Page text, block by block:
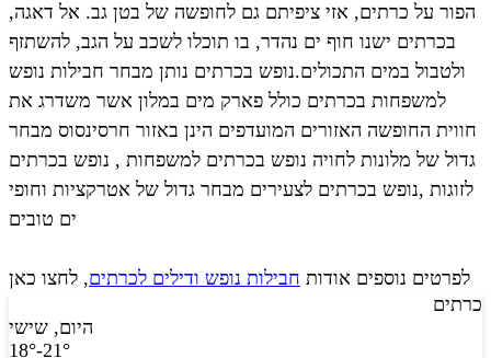
הפור על כרתים, אזי ציפיתם גם לחופשה של בטן גב. אל דאגה,
בכרתים ישנו חוף ים נהדר, בו תוכלו לשכב על הגב, להשתזף
ולטבול במים התכולים.נופש בכרתים נותן מבחר חבילות נופש
למשפחות בכרתים כולל פארק מים במלון אשר משדרג את
חווית החופשה האזורים המועדפים הינן באזור חרסינסוס מבחר
גדול של מלונות לחויה נופש בכרתים למשפחות , נופש בכרתים
לזוגות ,נופש בכרתים לצעירים מבחר גדול של אטרקציות וחופי
לפרטים נוספים אודות חבילות נופש ודילים לכרתים, לחצו כאן
כרתים
היום, שישי
18°-21°